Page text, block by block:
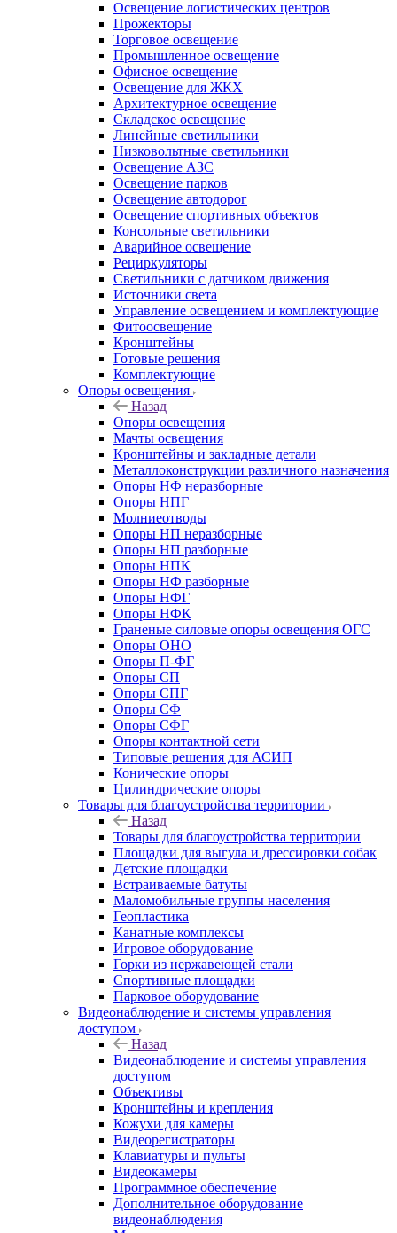
Освещение логистических центров
Прожекторы
Торговое освещение
Промышленное освещение
Офисное освещение
Освещение для ЖКХ
Архитектурное освещение
Складское освещение
Линейные светильники
Низковольтные светильники
Освещение АЗС
Освещение парков
Освещение автодорог
Освещение спортивных объектов
Консольные светильники
Аварийное освещение
Рециркуляторы
Светильники с датчиком движения
Источники света
Управление освещением и комплектующие
Фитоосвещение
Кронштейны
Готовые решения
Комплектующие
Опоры освещения
Назад
Опоры освещения
Мачты освещения
Кронштейны и закладные детали
Металлоконструкции различного назначения
Опоры НФ неразборные
Опоры НПГ
Молниеотводы
Опоры НП неразборные
Опоры НП разборные
Опоры НПК
Опоры НФ разборные
Опоры НФГ
Опоры НФК
Граненые силовые опоры освещения ОГС
Опоры ОНО
Опоры П-ФГ
Опоры СП
Опоры СПГ
Опоры СФ
Опоры СФГ
Опоры контактной сети
Типовые решения для АСИП
Конические опоры
Цилиндрические опоры
Товары для благоустройства территории
Назад
Товары для благоустройства территории
Площадки для выгула и дрессировки собак
Детские площадки
Встраиваемые батуты
Маломобильные группы населения
Геопластика
Канатные комплексы
Игровое оборудование
Горки из нержавеющей стали
Спортивные площадки
Парковое оборудование
Видеонаблюдение и системы управления
доступом
Назад
Видеонаблюдение и системы управления
доступом
Объективы
Кронштейны и крепления
Кожухи для камеры
Видеорегистраторы
Клавиатуры и пульты
Видеокамеры
Программное обеспечение
Дополнительное оборудование
видеонаблюдения